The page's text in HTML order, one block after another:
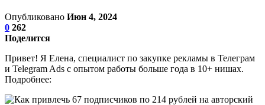
Опубликовано Июн 4, 2024
0 262
Поделится
Привет! Я Елена, специалист по закупке рекламы в Телеграм
и Telegram Ads c опытом работы больше года в 10+ нишах.
Подробнее: